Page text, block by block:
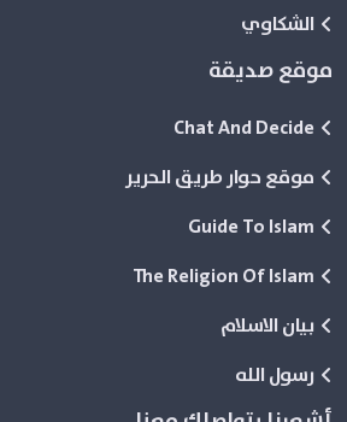
الشكاوي
موقع صديقة
Chat And Decide
موقع حوار طريق الحرير
Guide To Islam
The Religion Of Islam
بيان الاسلام
رسول الله